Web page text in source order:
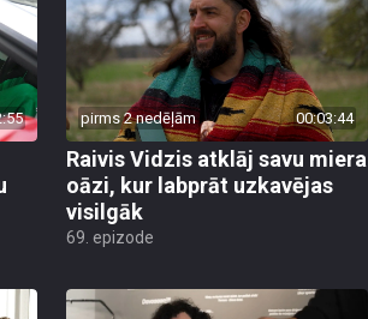
pirms 2 nedēļām 00:03:44
Raivis Vidzis atklāj savu miera
oāzi, kur labprāt uzkavējas
visilgāk
69. epizode